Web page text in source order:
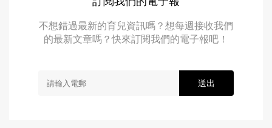
不想錯過最新的育兒資訊嗎？想每週接收我們
的最新文章嗎？快來訂閱我們的電子報吧！
送出